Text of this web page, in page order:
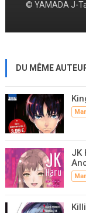
© YAMADA J-
DU MÊME
JK